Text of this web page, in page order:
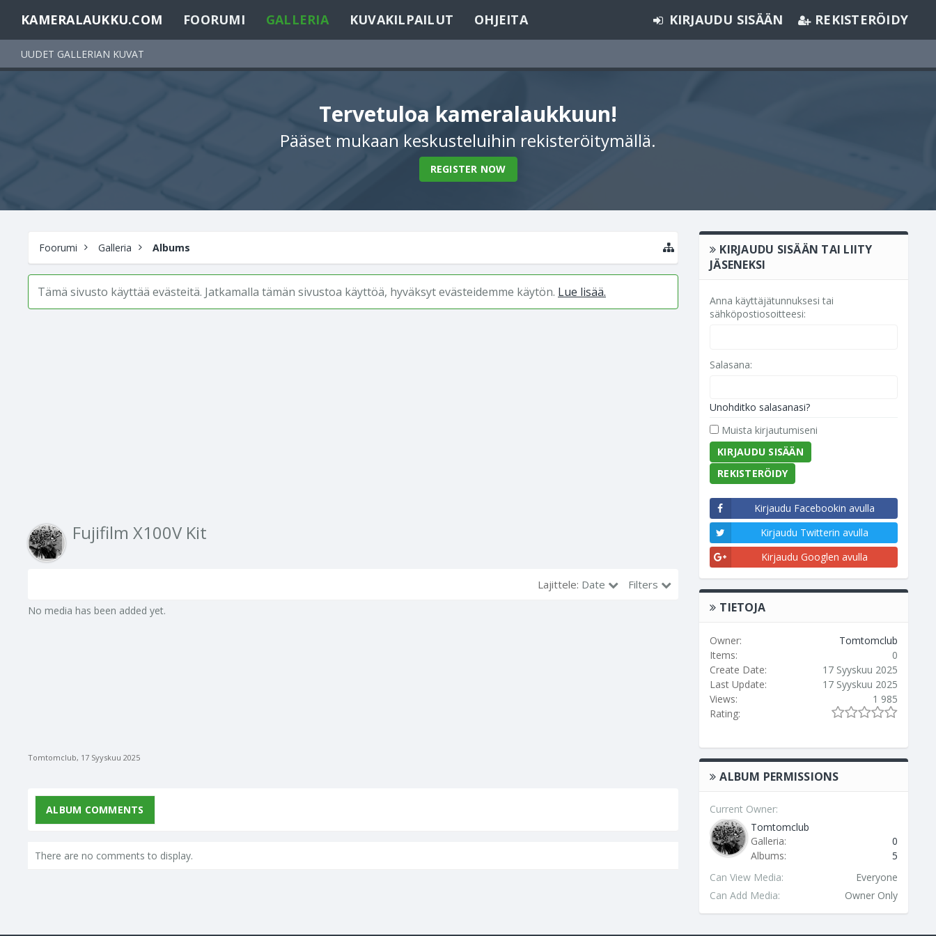
KAMERALAUKKU.COM FOORUMI GALLERIA
UUDET GALLERIAN KUVAT
KUVAKILPAILUT OHJEITA KIRJAUDU SISÄÄN REKISTERÖIDY
Tervetuloa kameralaukkuun!
Pääset mukaan keskusteluihin rekisteröitymällä.
REGISTER NOW
Foorumi Galleria Albums
Tämä sivusto käyttää evästeitä. Jatkamalla tämän sivustoa käyttöä, hyväksyt evästeidemme käytön. Lue lisää.
Fujifilm X100V Kit
Lajittele: Date Filters
No media has been added yet.
Tomtomclub, 17 Syyskuu 2025
ALBUM COMMENTS
There are no comments to display.
KIRJAUDU SISÄÄN TAI LIITY
JÄSENEKSI
Anna käyttäjätunnuksesi tai
sähköpostiosoitteesi:
Salasana:
Unohditko salasanasi?
Muista kirjautumiseni
REKISTERÖIDY
Kirjaudu Facebookin avulla
Kirjaudu Twitterin avulla
Kirjaudu Googlen avulla
TIETOJA
Owner:
Tomtomclub
Items:
0
Create Date:
17 Syyskuu 2025
Last Update:
17 Syyskuu 2025
Views:
1 985
Rating:
ALBUM PERMISSIONS
Current Owner:
Tomtomclub
Galleria:
0
Albums:
5
Can View Media:
Everyone
Can Add Media:
Owner Only